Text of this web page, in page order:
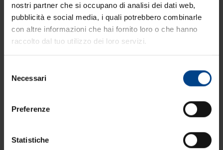
nostri partner che si occupano di analisi dei dati web,
pubblicità e social media, i quali potrebbero combinarle
con altre informazioni che hai fornito loro o che hanno
raccolto dal tuo utilizzo dei loro servizi.
delNecessari
Preferenze
Statistiche
Andrea Marchi , presidente del gruppo
Cateringross, interviene alla quarta edizione del
Forum della ristorazione, parlando del ruolo
moderno del distributore.